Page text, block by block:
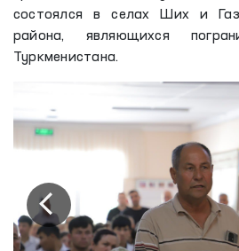
состоялся в селах Ших и
района, являющихся
Туркменистана.